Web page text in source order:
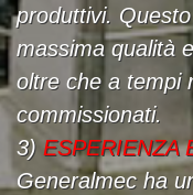
produttivi.
massima qualità
oltre che a tempi
commissionati.
3) ESPERIENZA
Generalmec ha